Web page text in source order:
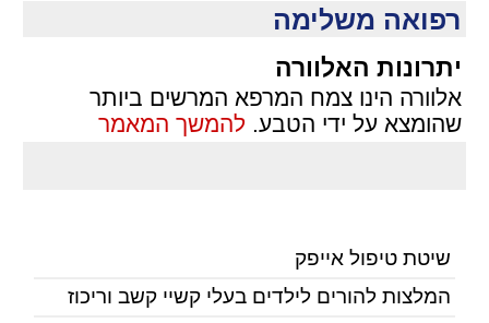
רפואה משלימה
יתרונות האלוורה
אלוורה הינו צמח המרפא המרשים ביותר
שהומצא על ידי הטבע. להמשך המאמר
שיטת טיפול אייפק
המלצות להורים לילדים בעלי קשיי קשב וריכוז